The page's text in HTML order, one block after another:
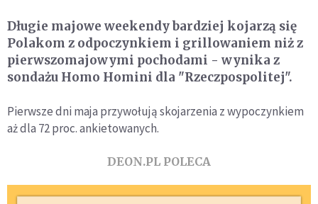
Długie majowe weekendy bardziej kojarzą się
Polakom z odpoczynkiem i grillowaniem niż z
pierwszomajowymi pochodami - wynika z
sondażu Homo Homini dla "Rzeczpospolitej".
Pierwsze dni maja przywołują skojarzenia z wypoczynkiem
aż dla 72 proc. ankietowanych.
DEON.PL POLECA